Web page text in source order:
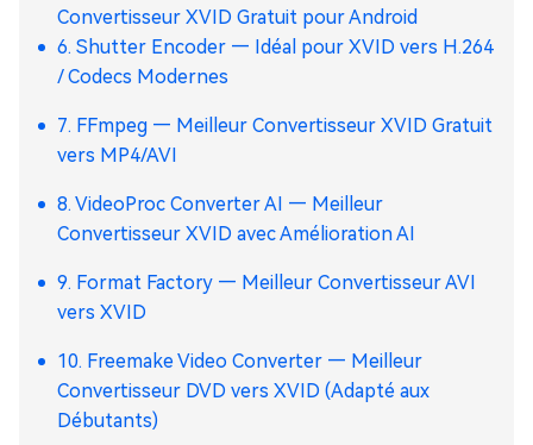
Convertisseur XVID Gratuit pour Android
6. Shutter Encoder — Idéal pour XVID vers H.264
/ Codecs Modernes
7. FFmpeg — Meilleur Convertisseur XVID Gratuit
vers MP4/AVI
8. VideoProc Converter AI — Meilleur
Convertisseur XVID avec Amélioration AI
9. Format Factory — Meilleur Convertisseur AVI
vers XVID
10. Freemake Video Converter — Meilleur
Convertisseur DVD vers XVID (Adapté aux
Débutants)